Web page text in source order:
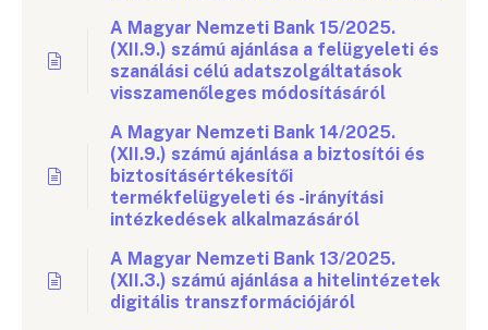
A Magyar Nemzeti Bank 15/2025.
(XII.9.) számú ajánlása a felügyeleti és
szanálási célú adatszolgáltatások
visszamenőleges módosításáról
A Magyar Nemzeti Bank 14/2025.
(XII.9.) számú ajánlása a biztosítói és
biztosításértékesítői
termékfelügyeleti és -irányítási
intézkedések alkalmazásáról
A Magyar Nemzeti Bank 13/2025.
(XII.3.) számú ajánlása a hitelintézetek
digitális transzformációjáról